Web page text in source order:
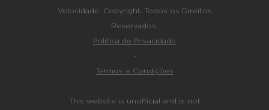
Velocidade. Copyright. Todos os Direitos
Reservados.
Política de Privacidade
-
Termos e Condições
This website is unofficial and is not